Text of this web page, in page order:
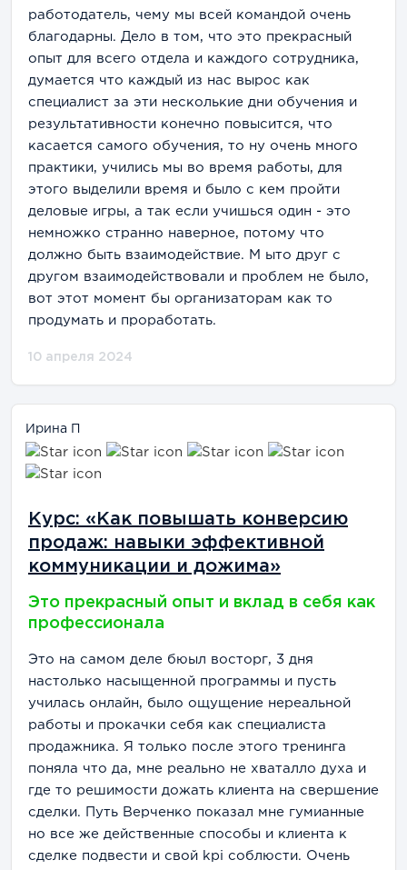
работодатель, чему мы всей командой очень
благодарны. Дело в том, что это прекрасный
опыт для всего отдела и каждого сотрудника,
думается что каждый из нас вырос как
специалист за эти несколькие дни обучения и
результативности конечно повысится, что
касается самого обучения, то ну очень много
практики, учились мы во время работы, для
этого выделили время и было с кем пройти
деловые игры, а так если учишься один - это
немножко странно наверное, потому что
должно быть взаимодействие. М ыто друг с
другом взаимодействовали и проблем не было,
вот этот момент бы организаторам как то
продумать и проработать.
10 апреля 2024
Ирина П
Курс: «Как повышать конверсию
продаж: навыки эффективной
коммуникации и дожима»
Это прекрасный опыт и вклад в себя как
профессионала
Это на самом деле бюыл восторг, 3 дня
настолько насыщенной программы и пусть
училась онлайн, было ощущение нереальной
работы и прокачки себя как специалиста
продажника. Я только после этого тренинга
поняла что да, мне реально не хваталло духа и
где то решимости дожать клиента на свершение
сделки. Путь Верченко показал мне гумианные
но все же действенные способы и клиента к
сделке подвести и свой kpi соблюсти. Очень